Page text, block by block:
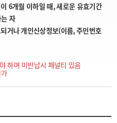
6개월 이하일 때, 새로운 유효기간
자
거나 개인신상정보(이름, 주민번호
하며 미반납시 패널티 있음